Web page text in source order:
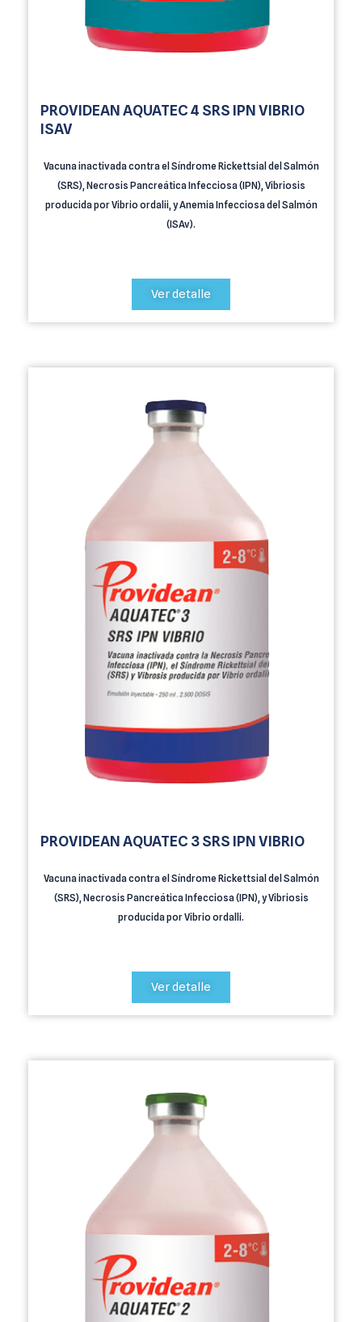
PROVIDEAN AQUATEC 4 SRS IPN VIBRIO
ISAV
Vacuna inactivada contra el Síndrome Rickettsial del Salmón
(SRS), Necrosis Pancreática Infecciosa (IPN), Vibriosis
producida por Vibrio ordalii, y Anemia Infecciosa del Salmón
(ISAv).
Ver detalle
PROVIDEAN AQUATEC 3 SRS IPN VIBRIO
Vacuna inactivada contra el Síndrome Rickettsial del Salmón
(SRS), Necrosis Pancreática Infecciosa (IPN), y Vibriosis
producida por Vibrio ordalli.
Ver detalle